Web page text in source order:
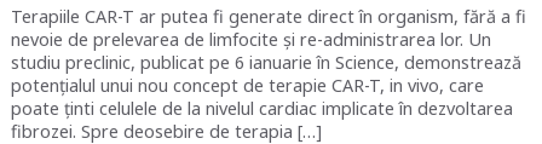
Terapiile CAR-T ar putea fi generate direct în organism, fără a fi
nevoie de prelevarea de limfocite și re-administrarea lor. Un
studiu preclinic, publicat pe 6 ianuarie în Science, demonstrează
potențialul unui nou concept de terapie CAR-T, in vivo, care
poate ținti celulele de la nivelul cardiac implicate în dezvoltarea
fibrozei. Spre deosebire de terapia […]